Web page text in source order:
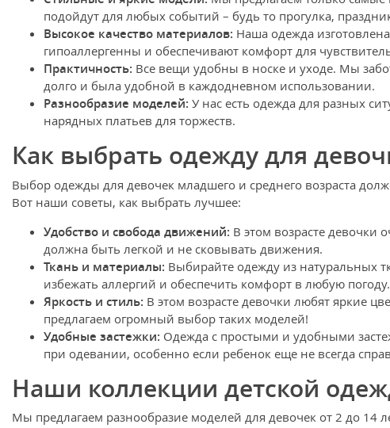
подойдут для любых событий – будь то прогулка,
Высокое качество материалов: Наша одежда
гипоаллергенны и обеспечивают комфорт для
Практичность: Все вещи удобны в носке и уходе. Мы
долго и была удобной в каждодневном использовании.
Разнообразие моделей: У нас есть одежда для разных
нарядных платьев для торжеств.
Как выбрать одежду для
Выбор одежды для девочек младшего и среднего возраста
Вот наши советы, как выбрать лучшее:
Удобство и свобода движений: В этом возрасте девочки
должна быть легкой и не сковывать движения.
Ткань и материалы: Выбирайте одежду из натуральных
избежать аллергий и обеспечить комфорт в любую погоду.
Яркость и стиль: В этом возрасте девочки любят яркие
предлагаем огромный выбор таких моделей!
Удобные застежки: Одежда с простыми и удобными
при одевании, особенно если ребенок еще не всегда
Наши коллекции детской
Мы предлагаем разнообразие моделей для девочек от 2 до 14